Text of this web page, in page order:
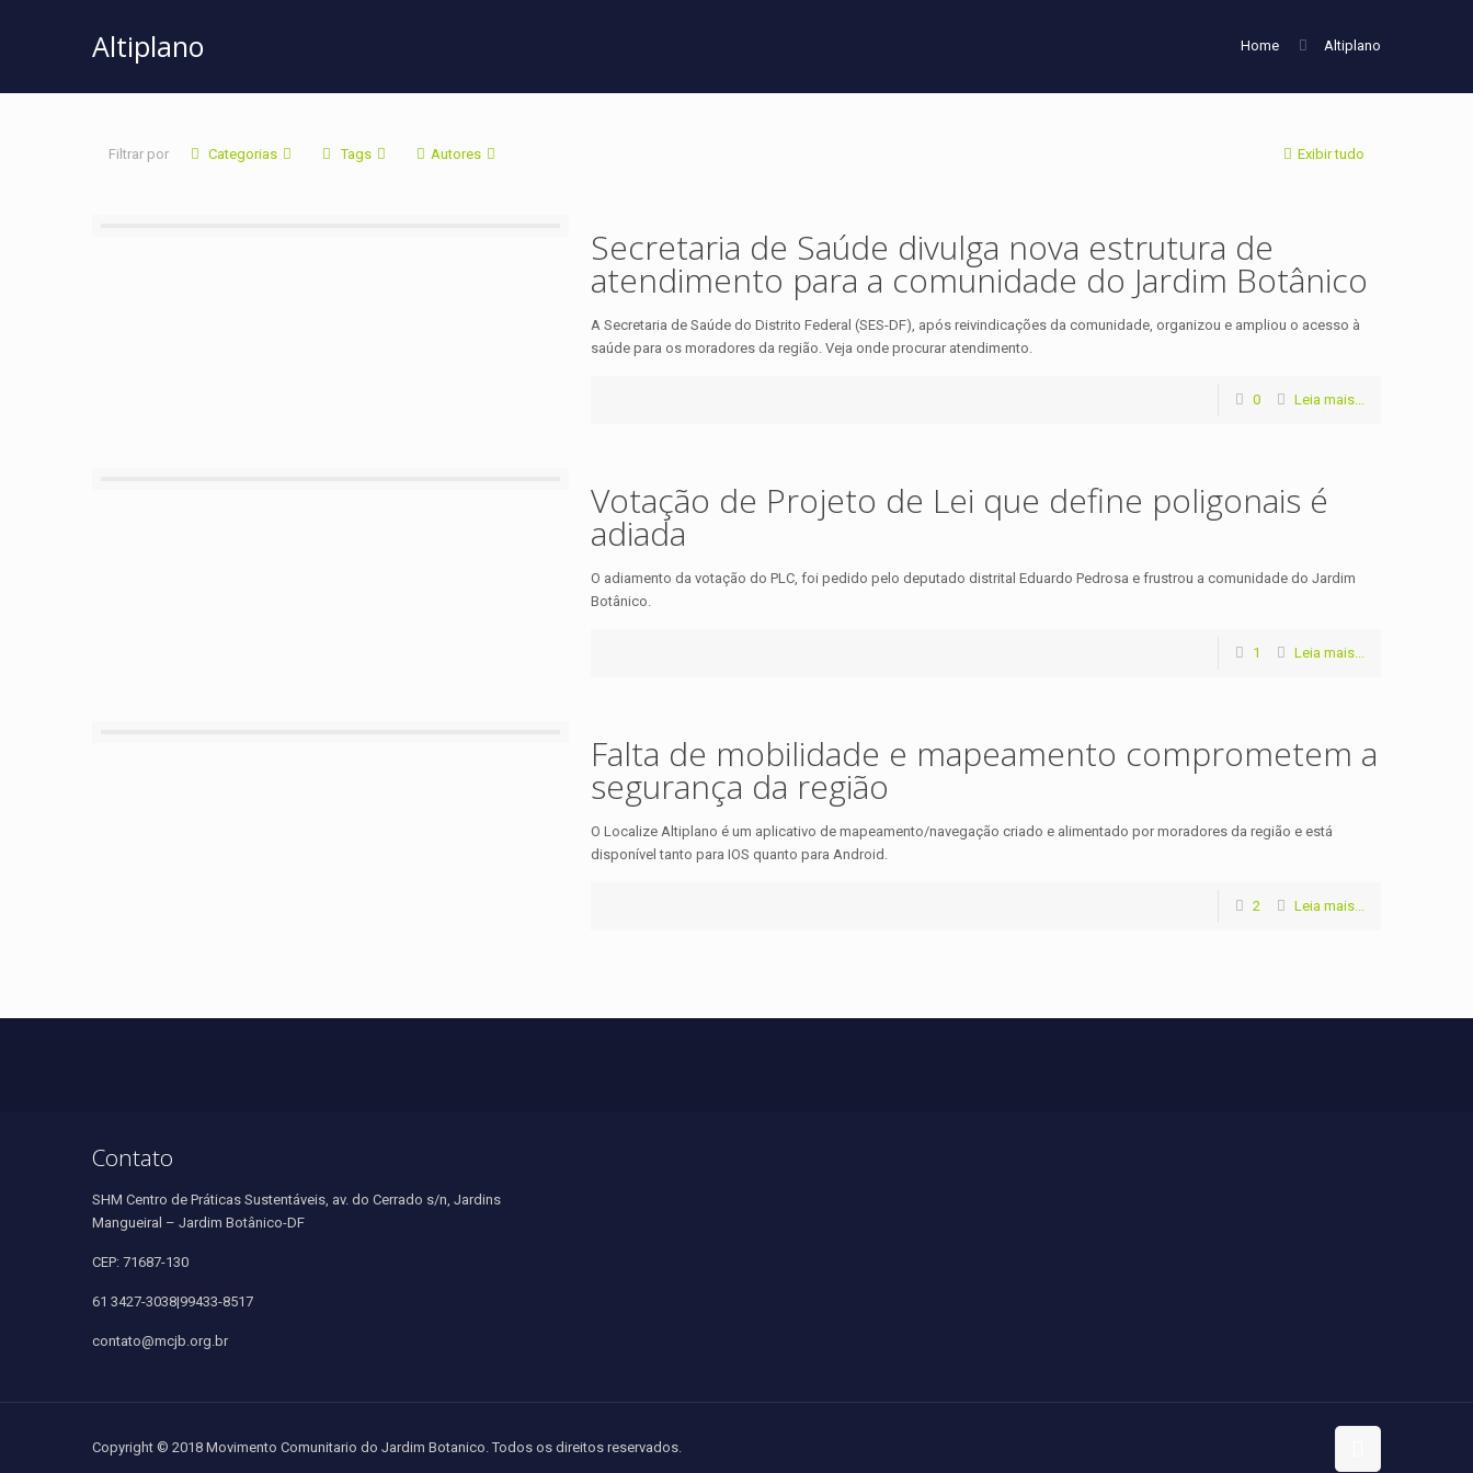
Altiplano Home Altiplano
Filtrar por Categorias Tags Autores Exibir tudo
Secretaria de Saúde divulga nova estrutura de
atendimento para a comunidade do Jardim Botânico
A Secretaria de Saúde do Distrito Federal (SES-DF), após reivindicações da comunidade, organizou e ampliou o acesso à
saúde para os moradores da região. Veja onde procurar atendimento.
0 Leia mais...
Votação de Projeto de Lei que define poligonais é
adiada
O adiamento da votação do PLC, foi pedido pelo deputado distrital Eduardo Pedrosa e frustrou a comunidade do Jardim
Botânico.
1 Leia mais...
Falta de mobilidade e mapeamento comprometem a
segurança da região
O Localize Altiplano é um aplicativo de mapeamento/navegação criado e alimentado por moradores da região e está
disponível tanto para IOS quanto para Android.
2 Leia mais...
Contato
SHM Centro de Práticas Sustentáveis, av. do Cerrado s/n, Jardins
Mangueiral – Jardim Botânico-DF
CEP: 71687-130
61 3427-3038|99433-8517
contato@mcjb.org.br
Copyright © 2018 Movimento Comunitario do Jardim Botanico. Todos os direitos reservados.